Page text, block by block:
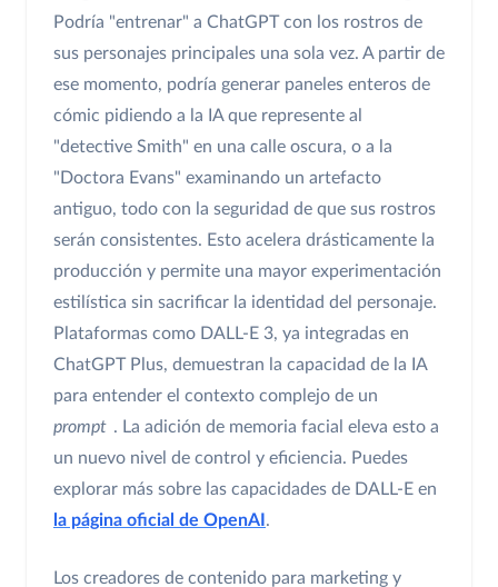
Podría "entrenar" a ChatGPT con los rostros de
sus personajes principales una sola vez. A partir de
ese momento, podría generar paneles enteros de
cómic pidiendo a la IA que represente al
"detective Smith" en una calle oscura, o a la
"Doctora Evans" examinando un artefacto
antiguo, todo con la seguridad de que sus rostros
serán consistentes. Esto acelera drásticamente la
producción y permite una mayor experimentación
estilística sin sacrificar la identidad del personaje.
Plataformas como DALL-E 3, ya integradas en
ChatGPT Plus, demuestran la capacidad de la IA
para entender el contexto complejo de un
prompt . La adición de memoria facial eleva esto a
un nuevo nivel de control y eficiencia. Puedes
explorar más sobre las capacidades de DALL-E en
la página oficial de OpenAI .
Los creadores de contenido para marketing y